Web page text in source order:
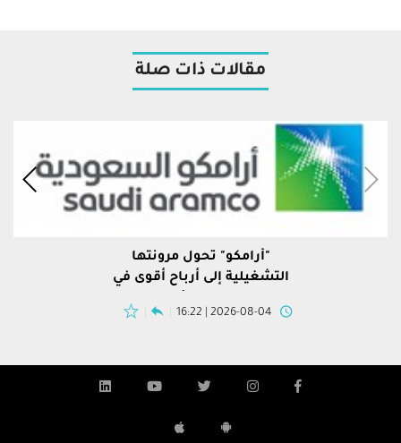
مقالات ذات صلة
"أرامكو" تحول مرونتها
التشغيلية إلى أرباح أقوى في
2026-08-04 | 16:22